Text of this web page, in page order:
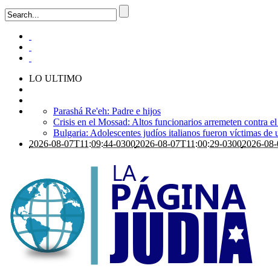
LO ULTIMO
Parashá Re'eh: Padre e hijos
Crisis en el Mossad: Altos funcionarios arremeten contra
Bulgaria: Adolescentes judíos italianos fueron víctimas de
2026-08-07T11:09:44-03002026-08-07T11:00:29-03002026-